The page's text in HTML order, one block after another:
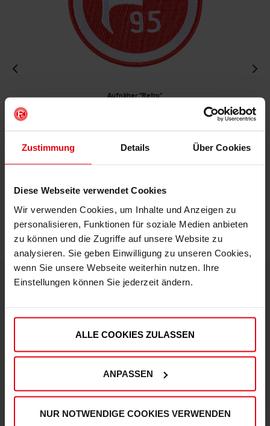
Zustimmung Details Über Cookies
Diese Webseite verwendet Cookies
Wir verwenden Cookies, um Inhalte und Anzeigen zu
personalisieren, Funktionen für soziale Medien anbieten
zu können und die Zugriffe auf unsere Website zu
analysieren. Sie geben Einwilligung zu unseren Cookies,
wenn Sie unsere Webseite weiterhin nutzen. Ihre
Einstellungen können Sie jederzeit ändern.
ALLE COOKIES ZULASSEN
ANPASSEN
NUR NOTWENDIGE COOKIES VERWENDEN
Aufnäher "Retro"
IN DEN WARENKORB
Express Lieferung möglich